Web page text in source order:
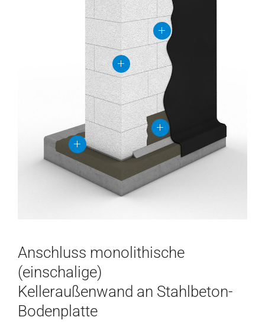
Anschluss monolithische
(einschalige)
Kelleraußenwand an Stahlbeton-
Bodenplatte